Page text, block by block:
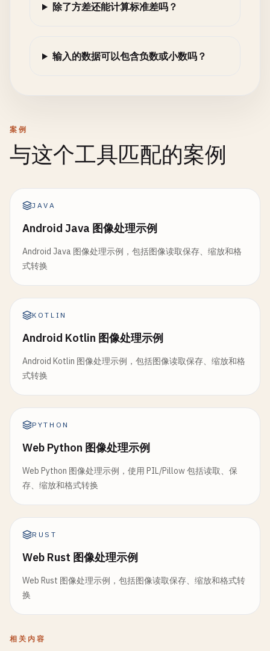
除了方差还能计算标准差吗？
输入的数据可以包含负数或小数吗？
案例
与这个工具匹配的案例
JAVA
Android Java 图像处理示例
Android Java 图像处理示例，包括图像读取保存、缩放和格
式转换
KOTLIN
Android Kotlin 图像处理示例
Android Kotlin 图像处理示例，包括图像读取保存、缩放和格
式转换
PYTHON
Web Python 图像处理示例
Web Python 图像处理示例，使用 PIL/Pillow 包括读取、保
存、缩放和格式转换
RUST
Web Rust 图像处理示例
Web Rust 图像处理示例，包括图像读取保存、缩放和格式转
换
相关内容